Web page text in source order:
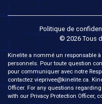
Politique de
© 2026 Tous
Kinelite a nommé un responsable
personnels. Pour toute question
pour communiquer avec notre
contactez vieprivee@kinelite.ca.
Officer. For any questions
with our Privacy Protection Officer,